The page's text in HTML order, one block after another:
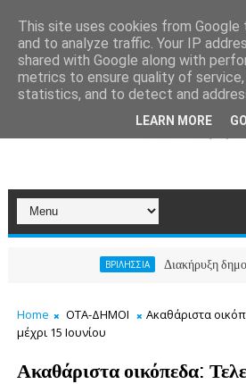
Διακήρυξη δημοπρασίας
Home ΟΤΑ-ΔΗΜΟΙ
Ακαθάριστα
μέχρι 15 Ιουνίου
Ακαθάριστα οικόπεδα:
This site uses cookies from
and to analyze traffic. Your IP
shared with Google along with
metrics to ensure quality of
statistics, and to detect and
LEARN MORE